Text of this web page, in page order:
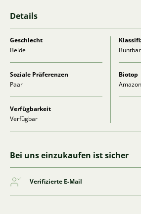
Details
Geschlecht
Beide
Soziale Präferenzen
Paar
Biotop
Verfügbarkeit
Verfügbar
Bei uns einzukaufen ist sicher
Verifizierte E-Mail